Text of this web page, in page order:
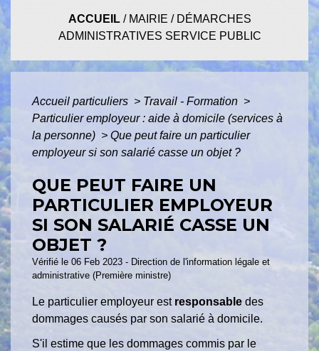
ACCUEIL/ MAIRIE / DÉMARCHES
ADMINISTRATIVES SERVICE PUBLIC
Accueil particuliers > Travail - Formation >
Particulier employeur : aide à domicile (services à
la personne) > Que peut faire un particulier
employeur si son salarié casse un objet ?
QUE PEUT FAIRE UN
PARTICULIER EMPLOYEUR
SI SON SALARIÉ CASSE UN
OBJET ?
Vérifié le 06 Feb 2023 - Direction de l'information légale et
administrative (Première ministre)
Le particulier employeur est responsable des
dommages causés par son salarié à domicile.
S'il estime que les dommages commis par le